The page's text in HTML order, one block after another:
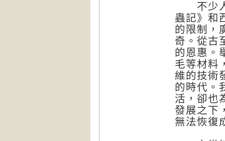
不少人
蟲記》和
的限制，
奇。從古
的恩惠。
毛等材料
維的技術
的時代。
活，卻也
發展之下
無法恢復